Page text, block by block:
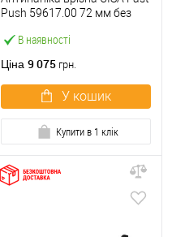
В наявності
Push 59617.00 72 мм без
Ціна 9 075 грн.
У кошик
Купити в 1 клік